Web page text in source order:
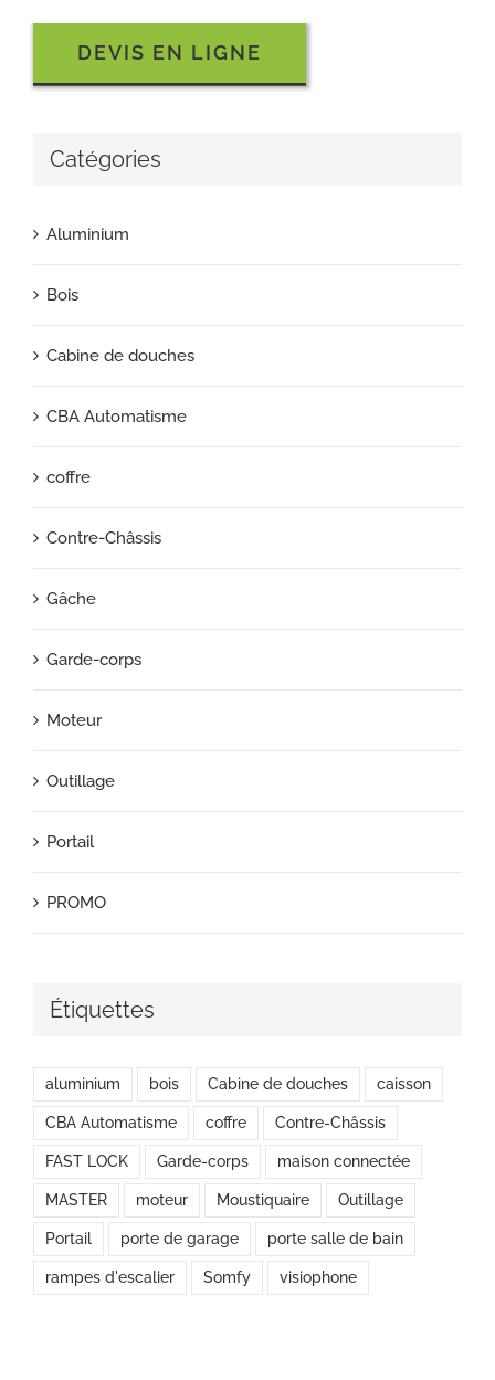
DEVIS EN LIGNE
Catégories
Aluminium
Bois
Cabine de douches
CBA Automatisme
coffre
Contre-Châssis
Gâche
Garde-corps
Moteur
Outillage
Portail
PROMO
Étiquettes
aluminium bois Cabine de douches caisson
CBA Automatisme coffre Contre-Châssis
FAST LOCK Garde-corps maison connectée
MASTER moteur Moustiquaire Outillage
Portail porte de garage porte salle de bain
rampes d'escalier Somfy visiophone